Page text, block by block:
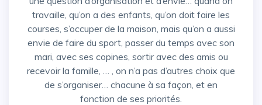
travaille, qu’on a des enfants, qu’on doit faire les
courses, s’occuper de la maison, mais qu’on a aussi
envie de faire du sport, passer du temps avec son
mari, avec ses copines, sortir avec des amis ou
recevoir la famille, … , on n’a pas d’autres choix que
de s’organiser… chacune à sa façon, et en
fonction de ses priorités.